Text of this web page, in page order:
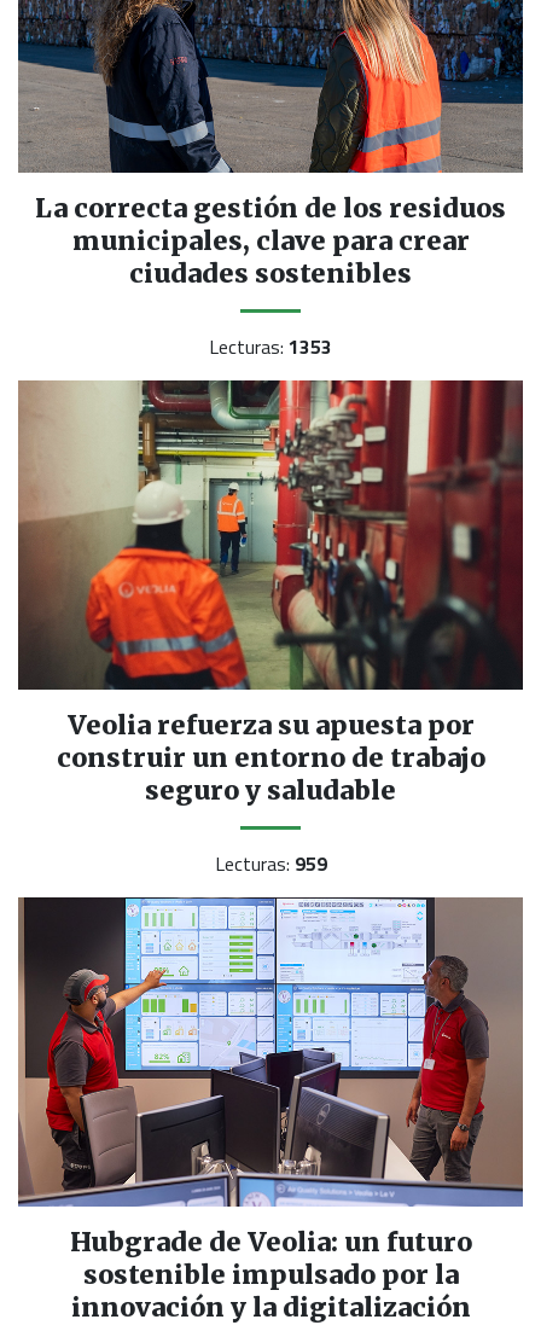
La correcta gestión de los residuos
municipales, clave para crear
ciudades sostenibles
Lecturas: 1353
Veolia refuerza su apuesta por
construir un entorno de trabajo
seguro y saludable
Lecturas: 959
Hubgrade de Veolia: un futuro
sostenible impulsado por la
innovación y la digitalización